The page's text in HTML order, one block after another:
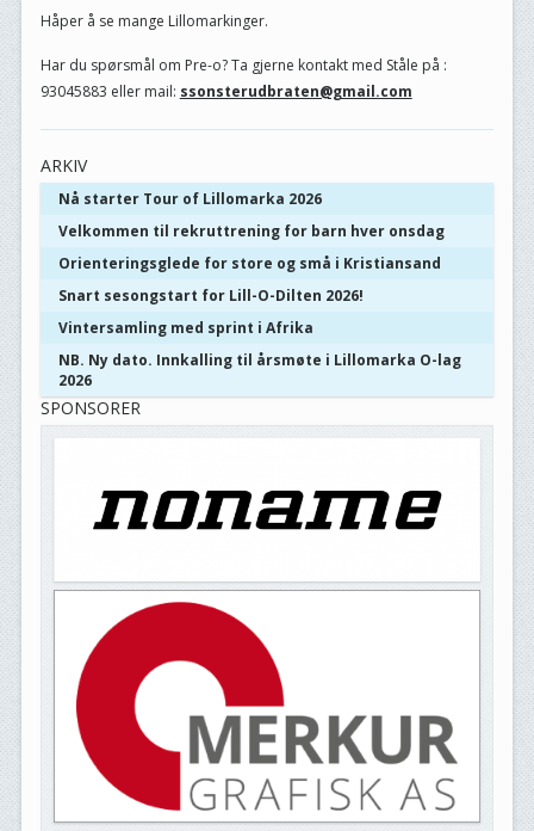
Håper å se mange Lillomarkinger.
Har du spørsmål om Pre-o? Ta gjerne kontakt med Ståle på :
93045883 eller mail: ssonsterudbraten@gmail.com
ARKIV
Nå starter Tour of Lillomarka 2026
Velkommen til rekruttrening for barn hver onsdag
Orienteringsglede for store og små i Kristiansand
Snart sesongstart for Lill-O-Dilten 2026!
Vintersamling med sprint i Afrika
NB. Ny dato. Innkalling til årsmøte i Lillomarka O-lag
2026
SPONSORER